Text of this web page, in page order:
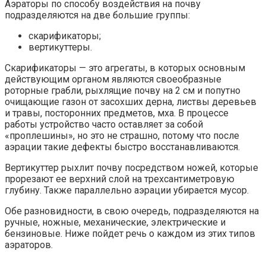
Аэраторы по способу воздействия на почву
подразделяются на две большие группы:
скарификаторы;
вертикуттеры.
Скарификаторы — это агрегаты, в которых основным
действующим органом являются своеобразные
роторные грабли, рыхлящие почву на 2 см и попутно
очищающие газон от засохших дерна, листвы деревьев
и травы, посторонних предметов, мха. В процессе
работы устройство часто оставляет за собой
«проплешины», но это не страшно, потому что после
аэрации такие дефекты быстро восстанавливаются.
Вертикуттер рыхлит почву посредством ножей, которые
прорезают ее верхний слой на трехсантиметровую
глубину. Также параллельно аэрации убирается мусор.
Обе разновидности, в свою очередь, подразделяются на
ручные, ножные, механические, электрические и
бензиновые. Ниже пойдет речь о каждом из этих типов
аэраторов.